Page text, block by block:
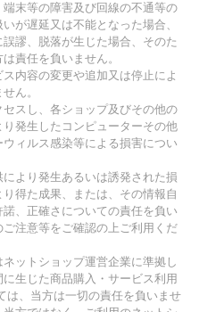
末等の障害及び回線の不通等の
が遅延又は不能となった場合、
謬、脱落が生じた場合、そのた
責任を負いません。
内容の変更や追加又は停止によ
ん。
スし、各ショップ及びその他の
発生したコンピューターその他
ィルス感染等による損害につい
より発生あるいは誘発された損
得た成果、または、その情報自
、正確さについての責任を負い
注意等をご確認の上ご利用くだ
ットショップ運営企業に準拠し
生じた商品購入・サービス利用
は、当方は一切の責任を負いませ